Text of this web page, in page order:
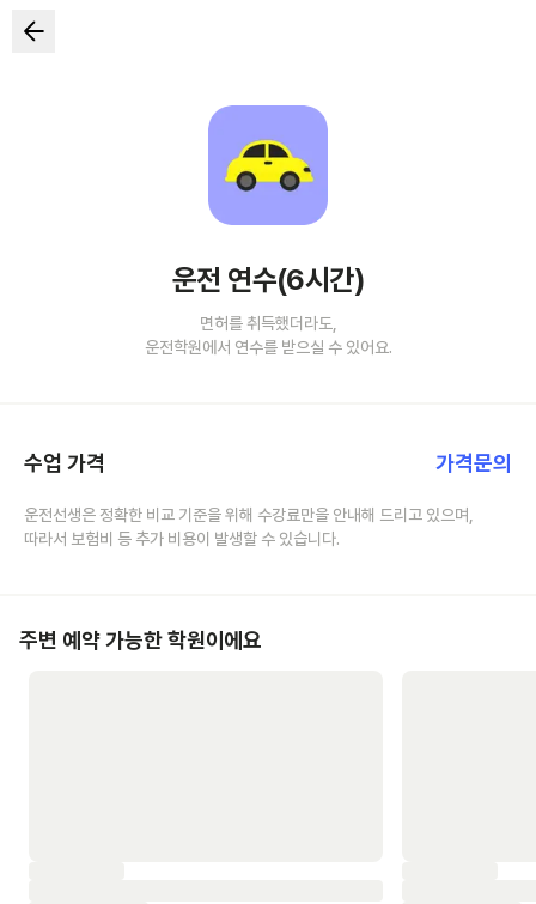
운전 연수(6시간)
면허를 취득했더라도,
운전학원에서 연수를 받으실 수 있어요.
수업 가격 가격문의
운전선생은 정확한 비교 기준을 위해 수강료만을 안내해 드리고 있으며,
따라서 보험비 등 추가 비용이 발생할 수 있습니다.
주변 예약 가능한 학원이에요